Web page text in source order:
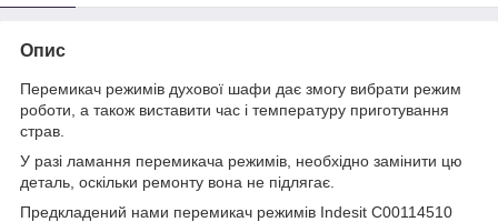
Опис
Перемикач режимів духової шафи дає змогу вибрати режим
роботи, а також виставити час і температуру приготування
страв.
У разі ламання перемикача режимів, необхідно замінити цю
деталь, оскільки ремонту вона не підлягає.
Предкладений нами перемикач режимів Indesit C00114510